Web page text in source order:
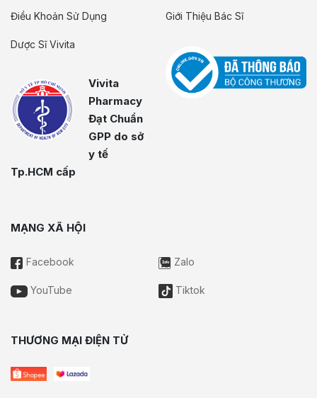
Điều Khoản Sử Dụng
Dược Sĩ Vivita
Vivita
Pharmacy
Đạt Chuẩn
GPP do sở
y tế
Tp.HCM cấp
Giới Thiệu Bác Sĩ
MẠNG XÃ HỘI
Facebook Zalo
YouTube Tiktok
THƯƠNG MẠI ĐIỆN TỬ